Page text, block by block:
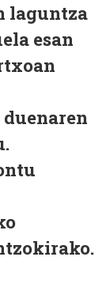
laguntza
esan